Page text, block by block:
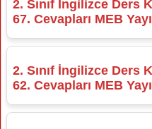
2. Sınıf İngilizce Ders
67. Cevapları MEB
2. Sınıf İngilizce Ders
62. Cevapları MEB